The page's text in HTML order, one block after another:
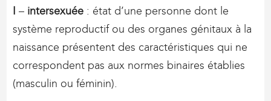
I – intersexuée : état d’une personne dont le
système reproductif ou des organes génitaux à la
naissance présentent des caractéristiques qui ne
correspondent pas aux normes binaires établies
(masculin ou féminin).